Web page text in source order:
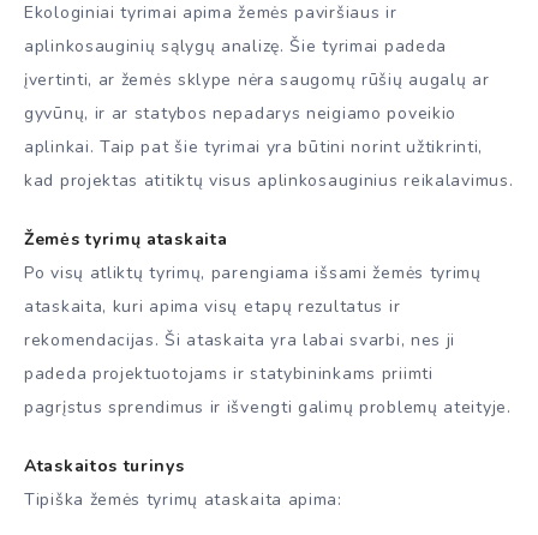
Ekologiniai tyrimai apima žemės paviršiaus ir
aplinkosauginių sąlygų analizę. Šie tyrimai padeda
įvertinti, ar žemės sklype nėra saugomų rūšių augalų ar
gyvūnų, ir ar statybos nepadarys neigiamo poveikio
aplinkai. Taip pat šie tyrimai yra būtini norint užtikrinti,
kad projektas atitiktų visus aplinkosauginius reikalavimus.
Žemės tyrimų ataskaita
Po visų atliktų tyrimų, parengiama išsami žemės tyrimų
ataskaita, kuri apima visų etapų rezultatus ir
rekomendacijas. Ši ataskaita yra labai svarbi, nes ji
padeda projektuotojams ir statybininkams priimti
pagrįstus sprendimus ir išvengti galimų problemų ateityje.
Ataskaitos turinys
Tipiška žemės tyrimų ataskaita apima: